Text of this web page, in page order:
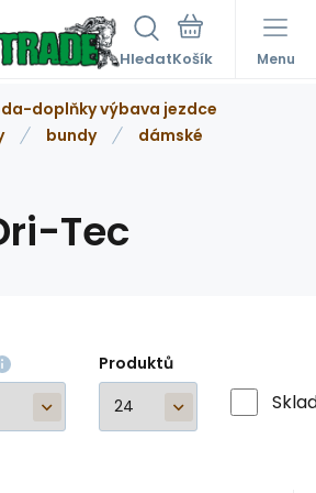
Hledat Menu
doplňky výbava jezdce
bundy
dámské
Tec
Produktů